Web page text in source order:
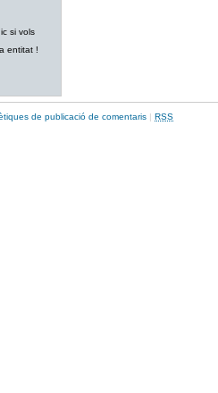
si vols
entitat !
de publicació de comentaris | RSS